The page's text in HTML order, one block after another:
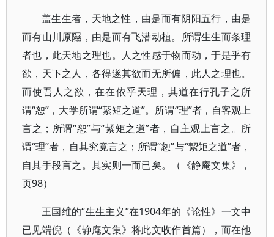
盖生生者，天地之性，由是而有阴阳五行，由是
而有山川原隰，由是而有飞潜动植。所谓生生而条理
者也，此天地之理也。人之性感于物而动，于是乎有
欲，天下之人，各得遂其欲而无所偏，此人之理也。
而使吾人之欲，在在依乎天理，其道在行孔子之所
谓“恕”，大学所谓“絜矩之道”。所谓“理”者，自客观上
言之；所谓“恕”与“絜矩之道”者，自主观上言之。所
谓“理”者，自其究竟言之；所谓“恕”与“絜矩之道”者，
自其手段言之。其实则一而已矣。（《静庵文集》，
页98）
王国维的“生生主义”在1904年的《论性》一文中
已见端倪（《静庵文集》将此文收作首篇），而在他